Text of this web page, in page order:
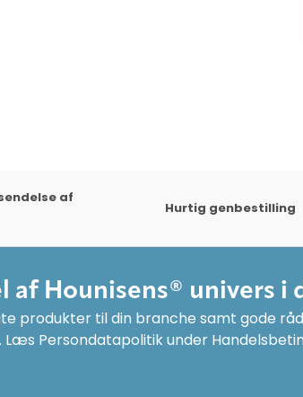
af
Hurtig genbestilling
af Hounisens® univers i
produkter til din branche samt gode
Persondatapolitik under